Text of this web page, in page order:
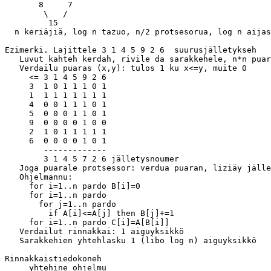
       8     7
        \   /
  n keriäjiä, log n tazuo, n/2 protsesorua, log n aijas
Ezimerki. Lajittele 3 1 4 5 9 2 6  suurusjälletykseh
Luvut kahteh kerdah, rivile da sarakkehele, n*n
   Verdailu puaras (x,y): tulos 1 ku x<=y, muite 0
     <= 3 1 4 5 9 2 6
     3  1 0 1 1 1 0 1
     1  1 1 1 1 1 1 1
     4  0 0 1 1 1 0 1
     5  0 0 0 1 1 0 1
     9  0 0 0 0 1 0 0
     2  1 0 1 1 1 1 1
     6  0 0 0 0 1 0 1
        -------------
        3 1 4 5 7 2 6 jälletysnoumer
Joga puarale protsessor: verdua puaran, liziäy
   Ohjelmannu:
     for i=1..n pardo B[i]=0
     for i=1..n pardo
       for j=1..n pardo
         if A[i]<=A[j] then B[j]+=1
     for i=1..n pardo C[i]=A[B[i]]
   Verdailut rinnakkai: 1 aiguyksikkö
   Sarakkehien yhtehlasku 1 (libo log n) aiguyksikkö
Rinnakkaistiedokoneh
     yhtehine ohjelmu